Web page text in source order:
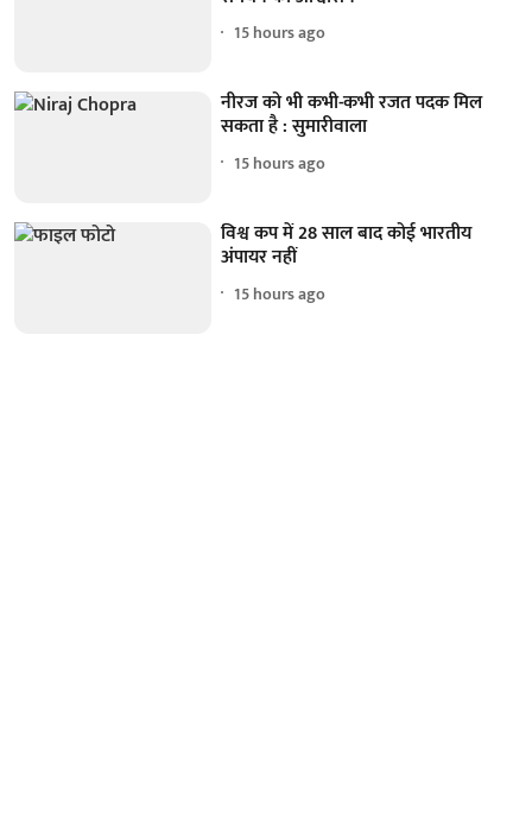
15 hours ago
नीरज को भी कभी-कभी रजत पदक मिल
सकता है : सुमारीवाला
15 hours ago
विश्व कप में 28 साल बाद कोई भारतीय
अंपायर नहीं
15 hours ago